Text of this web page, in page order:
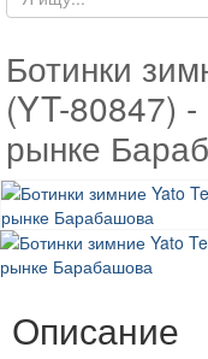
Ботинки
(YT-80847)
рынке
Описание